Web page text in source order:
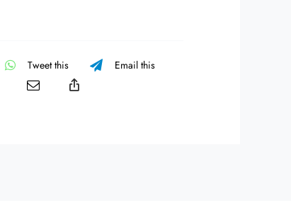
Tweet this Email this